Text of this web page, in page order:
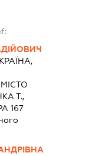
Т.,
167